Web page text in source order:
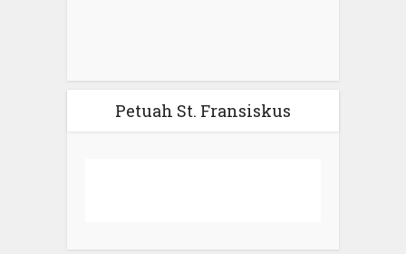
Petuah St. Fransiskus